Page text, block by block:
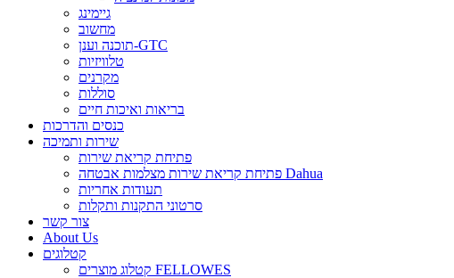
גיימינג
מחשוב
תוכנה וענן-GTC
טלוויזיות
מקרנים
סוללות
בריאות ואיכות חיים
כנסים והדרכות
שירות ותמיכה
פתיחת קריאת שירות
פתיחת קריאת שירות מצלמות אבטחה Dahua
תעודות אחריות
סרטוני התקנות ותקלות
צור קשר
About Us
קטלוגים
קטלוג מוצרים FELLOWES